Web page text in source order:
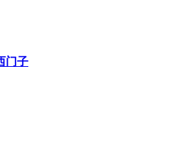
门子